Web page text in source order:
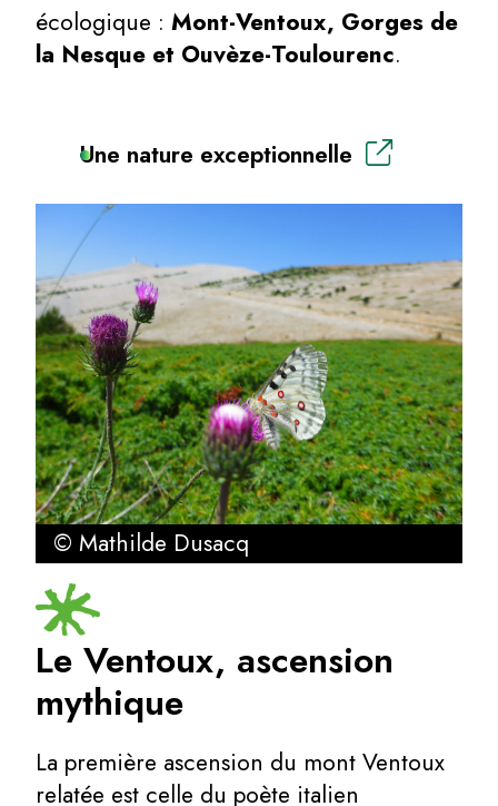
écologique : Mont-Ventoux, Gorges de
la Nesque et Ouvèze-Toulourenc.
Une nature exceptionnelle
© Mathilde Dusacq
Le Ventoux, ascension
mythique
La première ascension du mont Ventoux
relatée est celle du poète italien